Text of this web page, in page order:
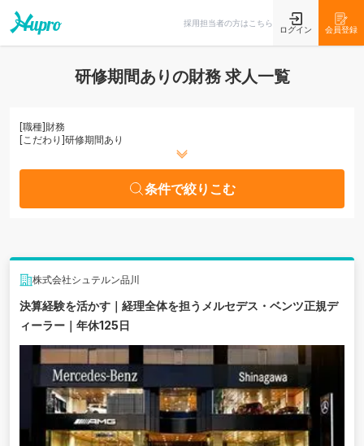
採用担当者の方はこちら
ログイン 会員登録
研修期間ありの財務 求人一覧
[職種]財務
[こだわり]研修期間あり
条件で絞りこむ
株式会社シュテルン品川
決算経験を活かす｜経理全体を担うメルセデス・ベンツ正規デ
ィーラー｜年休125日